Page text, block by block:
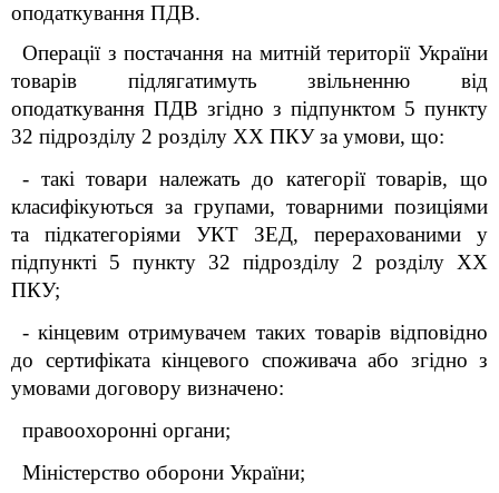
оподаткування ПДВ.
Операції з постачання на митній території України
товарів підлягатимуть звільненню від
оподаткування ПДВ згідно з підпунктом 5 пункту
32 підрозділу 2 розділу XX ПКУ за умови, що:
- такі товари належать до категорії товарів, що
класифікуються за групами, товарними позиціями
та підкатегоріями УКТ ЗЕД, перерахованими у
підпункті 5 пункту 32 підрозділу 2 розділу XX
ПКУ;
- кінцевим отримувачем таких товарів відповідно
до сертифіката кінцевого споживача або згідно з
умовами договору визначено:
правоохоронні органи;
Міністерство оборони України;